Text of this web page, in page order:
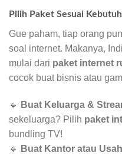
Pilih Paket Sesuai
Gue paham, tiap orang
soal internet. Makanya,
mulai dari paket internet
cocok buat bisnis atau
🔹 Buat Keluarga &
sekeluarga? Pilih paket
bundling TV!
🔹
Buat Kantor atau